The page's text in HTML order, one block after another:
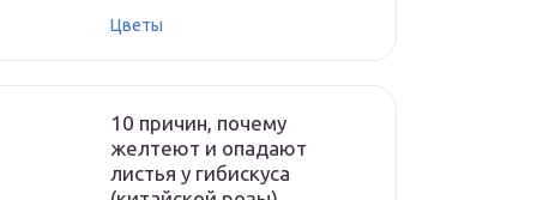
Цветы
10 причин, почему
желтеют и опадают
листья у гибискуса